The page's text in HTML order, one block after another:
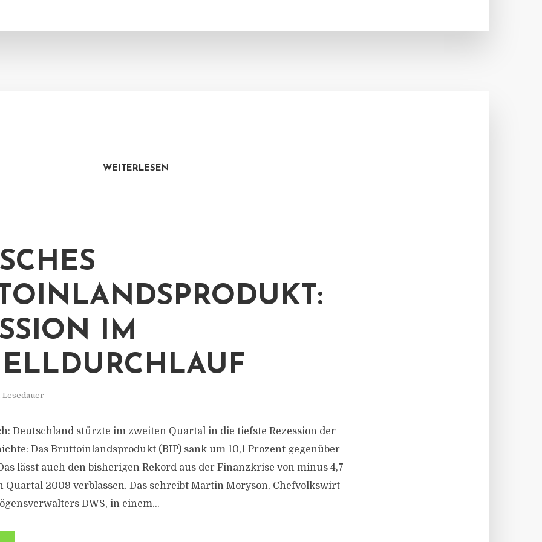
WEITERLESEN
IM
Lesedauer
Deutschland stürzte im zweiten Quartal in die tiefste Rezession der
Das Bruttoinlandsprodukt (BIP) sank um 10,1 Prozent gegenüber
lässt auch den bisherigen Rekord aus der Finanzkrise von minus 4,7
Quartal 2009 verblassen. Das schreibt Martin Moryson, Chefvolkswirt
DWS, in einem...